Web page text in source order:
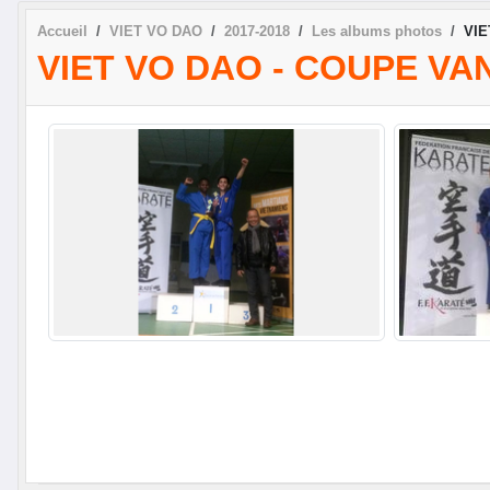
Accueil VIET VO DAO 2017-2018 Les albums photos
VIET VO DAO - COUPE